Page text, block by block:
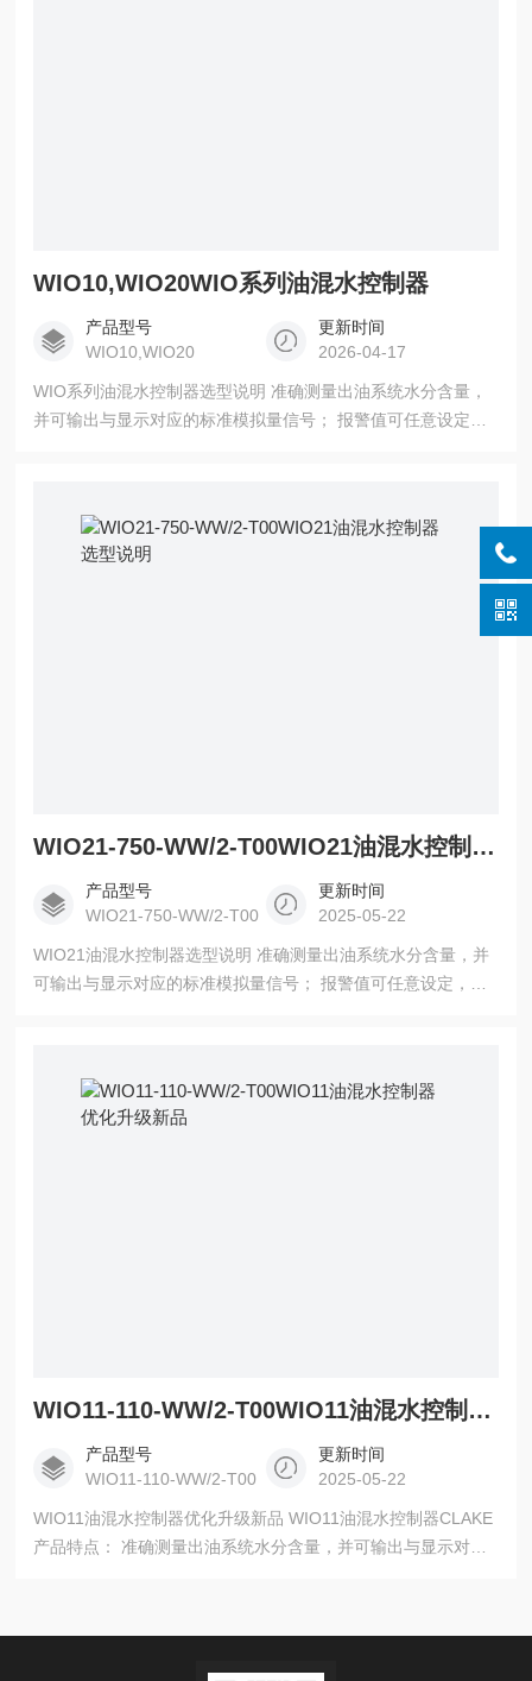
WIO10,WIO20WIO系列油混水控制器
产品型号
WIO10,WIO20
更新时间
2026-04-17
WIO系列油混水控制器选型说明 准确测量出油系统水分含量，
并可输出与显示对应的标准模拟量信号； 报警值可任意设定，
WIO21-750-WW/2-T00WIO21油混水控制器选型说明
产品型号
WIO21-750-WW/2-T00
更新时间
2025-05-22
WIO21油混水控制器选型说明 准确测量出油系统水分含量，并
可输出与显示对应的标准模拟量信号； 报警值可任意设定，调
WIO11-110-WW/2-T00WIO11油混水控制器优化升级新品
产品型号
WIO11-110-WW/2-T00
更新时间
2025-05-22
WIO11油混水控制器优化升级新品 WIO11油混水控制器CLAKE
产品特点： 准确测量出油系统水分含量，并可输出与显示对应
品体积小、功能全，安装简便； 供电电源：AC220V±10%